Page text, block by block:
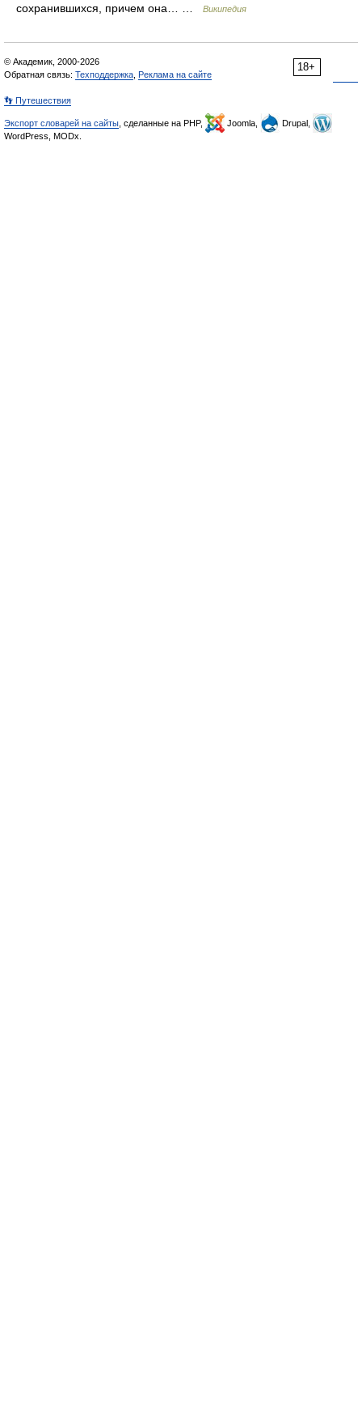
сохранившихся, причем она… …
Википедия
18+
© Академик, 2000-2026
Обратная связь: Техподдержка Реклама на сайте
👣 Путешествия
Экспорт словарей на сайты , сделанные на PHP, Joomla,
Drupal,
WordPress, MODx.